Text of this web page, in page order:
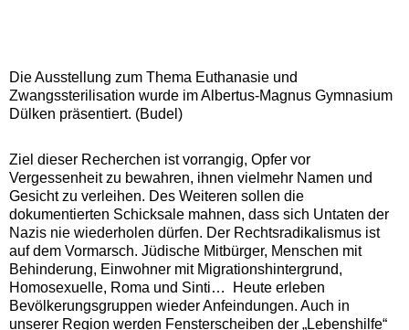
Die Ausstellung zum Thema Euthanasie und
Zwangssterilisation wurde im Albertus-Magnus Gymnasium
Dülken präsentiert. (Budel)
Ziel dieser Recherchen ist vorrangig, Opfer vor
Vergessenheit zu bewahren, ihnen vielmehr Namen und
Gesicht zu verleihen. Des Weiteren sollen die
dokumentierten Schicksale mahnen, dass sich Untaten der
Nazis nie wiederholen dürfen. Der Rechtsradikalismus ist
auf dem Vormarsch. Jüdische Mitbürger, Menschen mit
Behinderung, Einwohner mit Migrationshintergrund,
Homosexuelle, Roma und Sinti… Heute erleben
Bevölkerungsgruppen wieder Anfeindungen. Auch in
unserer Region werden Fensterscheiben der „Lebenshilfe“